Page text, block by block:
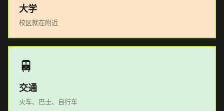
大学
校区就在附近
🚆
交通
火车、巴士、自行车